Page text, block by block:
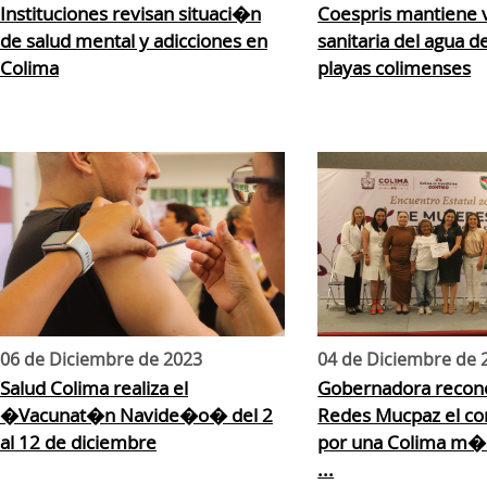
Instituciones revisan situaci�n
de salud mental y adicciones en
Colima
Coespris mantiene
sanitaria del agua
playas colimenses
06 de Diciembre de 2023
Salud Colima realiza el
�Vacunat�n Navide�o� del 2
al 12 de diciembre
04 de Diciembre de
Gobernadora
Redes Mucpaz el
por una Colima
...